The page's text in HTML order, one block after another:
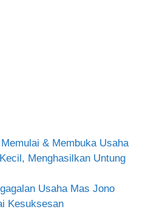
& Membuka Usaha
Menghasilkan Untung
Usaha Mas Jono
Kesuksesan